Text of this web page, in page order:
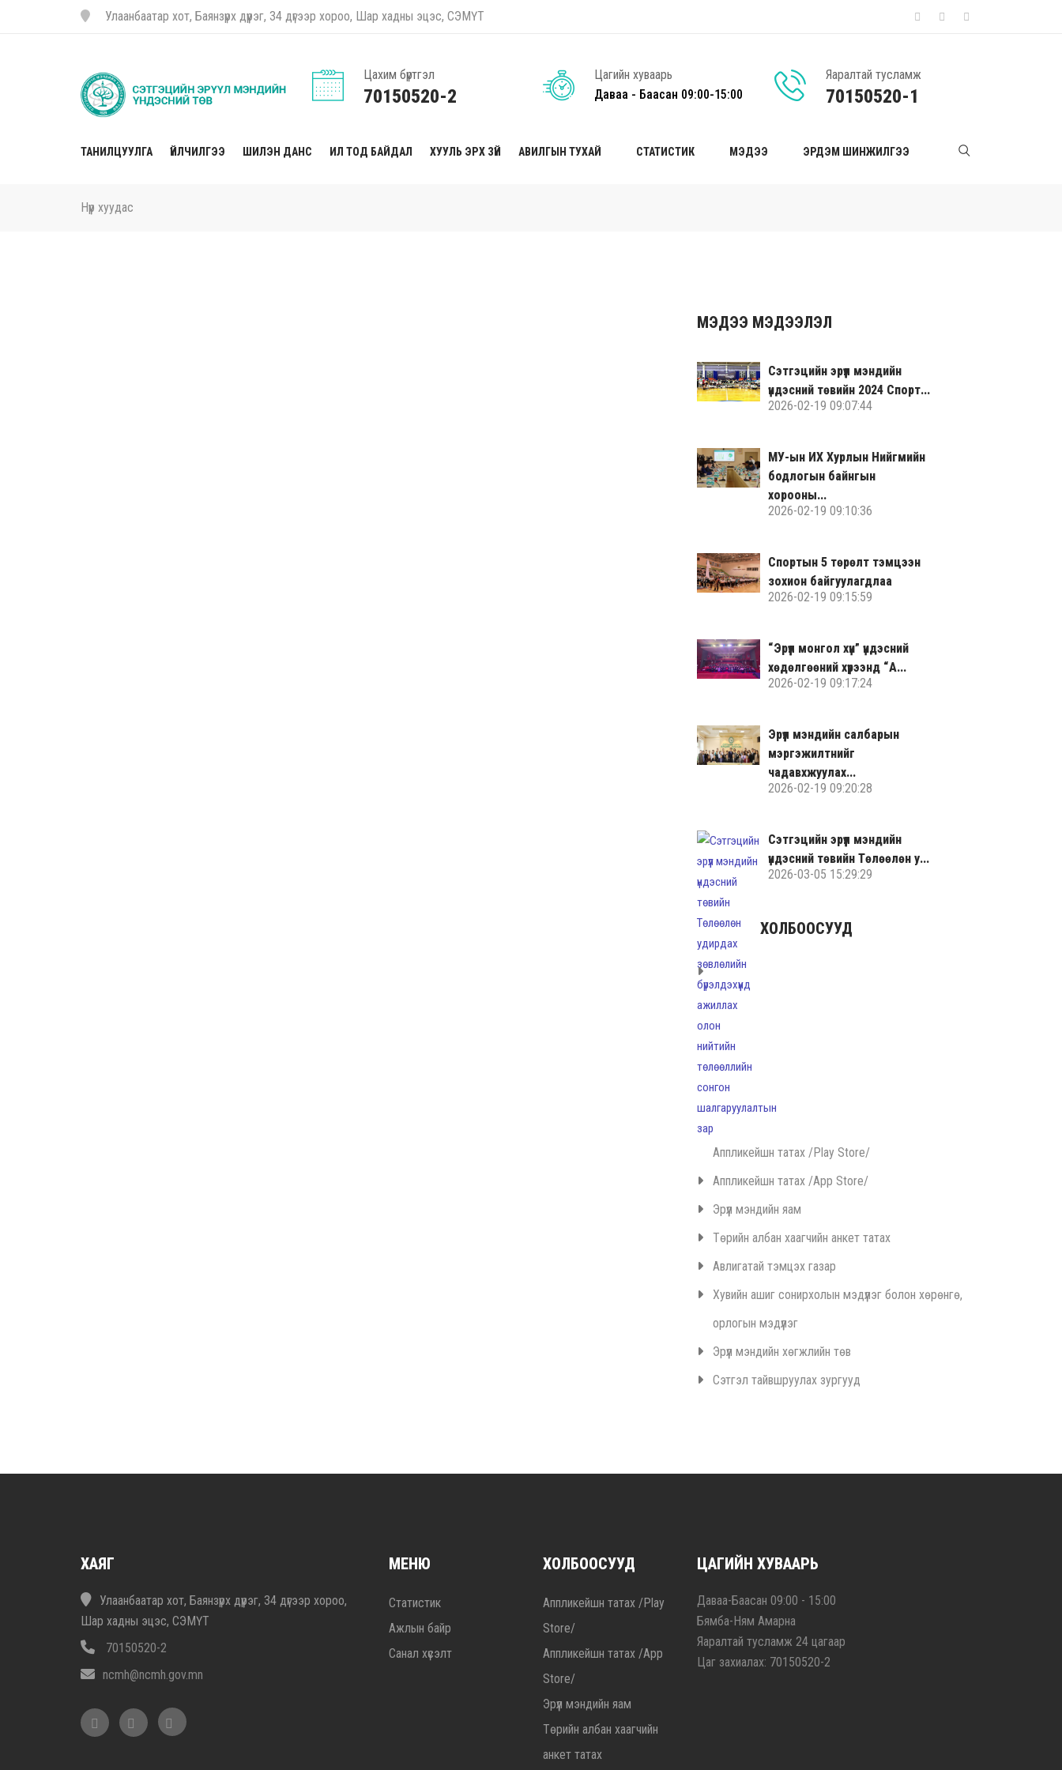
Улаанбаатар хот, Баянзүрх дүүрэг, 34 дүгээр хороо, Шар хадны эцэс, СЭМҮТ
Цахим бүртгэл
70150520-2
Цагийн хуваарь
Даваа - Баасан 09:00-15:00
Яаралтай тусламж
70150520-1
ТАНИЛЦУУЛГА ҮЙЛЧИЛГЭЭ ШИЛЭН ДАНС ИЛ ТОД БАЙДАЛ ХУУЛЬ ЭРХ ЗҮЙ АВИЛГЫН ТУХАЙ СТАТИСТИК МЭДЭЭ ЭРДЭМ ШИНЖИЛГЭЭ
Нүүр хуудас
МЭДЭЭ МЭДЭЭЛЭЛ
Сэтгэцийн эрүүл мэндийн
үндэсний төвийн 2024 Спорт...
2026-02-19 09:07:44
МУ-ын ИХ Хурлын Нийгмийн
бодлогын байнгын
хорооны...
2026-02-19 09:10:36
Спортын 5 төрөлт тэмцээн
зохион байгуулагдлаа
2026-02-19 09:15:59
“Эрүүл монгол хүн” үндэсний
хөдөлгөөний хүрээнд “А...
2026-02-19 09:17:24
Эрүүл мэндийн салбарын
мэргэжилтнийг
чадавхжуулах...
2026-02-19 09:20:28
Сэтгэцийн эрүүл мэндийн
үндэсний төвийн Төлөөлөн у...
2026-03-05 15:29:29
ХОЛБООСУУД
Аппликейшн татах /Play Store/
Аппликейшн татах /App Store/
Эрүүл мэндийн яам
Төрийн албан хаагчийн анкет татах
Авлигатай тэмцэх газар
Хувийн ашиг сонирхолын мэдүүлэг болон хөрөнгө,
орлогын мэдүүлэг
Эрүүл мэндийн хөгжлийн төв
Сэтгэл тайвшруулах зургууд
ХАЯГ
Улаанбаатар хот, Баянзүрх дүүрэг, 34 дүгээр хороо,
Шар хадны эцэс, СЭМҮТ
70150520-2
ncmh@ncmh.gov.mn
МЕНЮ
Статистик
Ажлын байр
Санал хүсэлт
ХОЛБООСУУД
Аппликейшн татах /Play
Store/
Аппликейшн татах /App
Store/
Эрүүл мэндийн яам
Төрийн албан хаагчийн
анкет татах
ЦАГИЙН ХУВААРЬ
Даваа-Баасан 09:00 - 15:00
Бямба-Ням Амарна
Яаралтай тусламж 24 цагаар
Цаг захиалах: 70150520-2